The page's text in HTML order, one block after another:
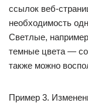
ссылок веб-
необходимость
Светлые,
темные цвета —
также можно
Пример 3.